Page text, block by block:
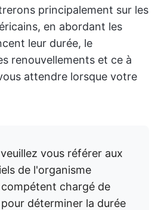
principalement sur les
en abordant les
leur durée, le
renouvellements et ce à
attendre lorsque votre
veuillez vous référer aux
de l'organisme
chargé de
déterminer la durée